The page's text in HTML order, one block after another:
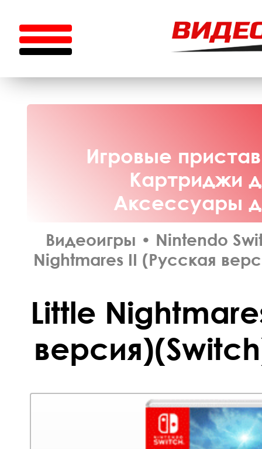
Игровые
Картриджи
Аксессуары
Видеоигры • Nintendo
Nightmares II (Русская
Little